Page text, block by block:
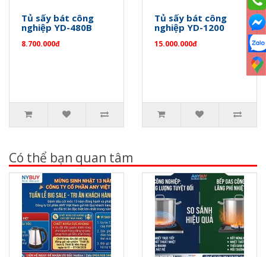
Tủ sấy bát công
nghiệp YD-480B
8.700.000đ
Tủ sấy bát công
nghiệp YD-1200
15.000.000đ
Có thể bạn quan tâm